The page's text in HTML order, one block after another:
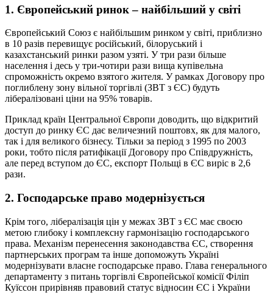
1. Європейський ринок – найбільший у світі
Європейський Союз є найбільшим ринком у світі, приблизно
в 10 разів перевищує російський, білоруський і
казахстанський ринки разом узяті. У три рази більше
населення і десь у три-чотири рази вища купівельна
спроможність окремо взятого жителя. У рамках Договору про
поглиблену зону вільної торгівлі (ЗВТ з ЄС) будуть
лібералізовані ціни на 95% товарів.
Приклад країн Центральної Європи доводить, що відкритий
доступ до ринку ЄС дає величезний поштовх, як для малого,
так і для великого бізнесу. Тільки за період з 1995 по 2003
роки, тобто після ратифікації Договору про Співдружність,
але перед вступом до ЄС, експорт Польщі в ЄС виріс в 2,6
рази.
2. Господарське право модернізується
Крім того, лібералізація цін у межах ЗВТ з ЄС має своєю
метою глибоку і комплексну гармонізацію господарського
права. Механізм перенесення законодавства ЄС, створення
партнерських програм та інше допоможуть Україні
модернізувати власне господарське право. Глава генерального
департаменту з питань торгівлі Європейської комісії Філіп
Куїссон прирівняв правовий статус відносин ЄС і України